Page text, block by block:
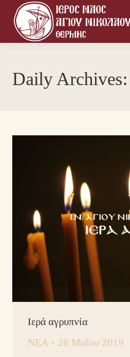
Daily Archives:
Ιερά αγρυπνία
ΝΕΑ
28 Μαΐου 2019